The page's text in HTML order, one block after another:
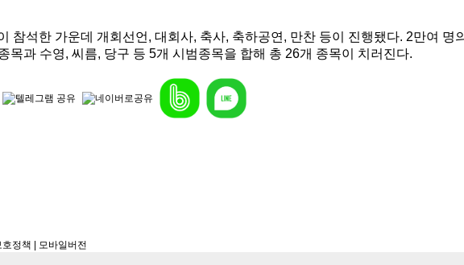
참석한 가운데 개회선언, 대회사, 축사, 축하공연, 만찬 등이 진행됐다. 2만여 명
과 수영, 씨름, 당구 등 5개 시범종목을 합해 총 26개 종목이 치러진다.
정책 | 모바일버전